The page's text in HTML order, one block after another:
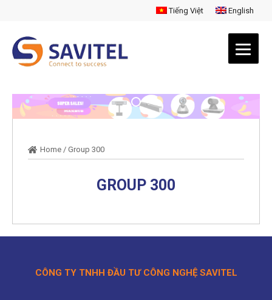
Tiếng Việt English
Home / Group 300
GROUP 300
CÔNG TY TNHH ĐẦU TƯ CÔNG NGHỆ SAVITEL